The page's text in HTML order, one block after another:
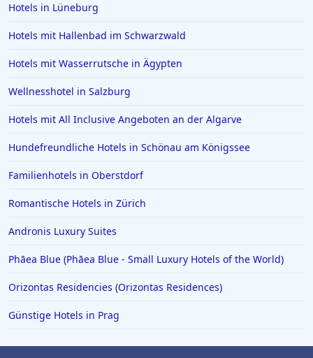
Hotels in Istanbul
Hotels in Willingen
Hotels auf Santorin
Hotels in Ludwigsburg
Hotels in Dierhagen
Hotels in Oslo
Hotels in Schleswig Holstein
Hotels in Lenggries
Hotels in Lüneburg
Hotels mit Hallenbad im Schwarzwald
Hotels mit Wasserrutsche in Ägypten
Wellnesshotel in Salzburg
Hotels mit All Inclusive Angeboten an der Algarve
Hundefreundliche Hotels in Schönau am Königssee
Familienhotels in Oberstdorf
Romantische Hotels in Zürich
Andronis Luxury Suites
Phāea Blue (Phāea Blue - Small Luxury Hotels of the World)
Orizontas Residencies (Orizontas Residences)
Günstige Hotels in Prag